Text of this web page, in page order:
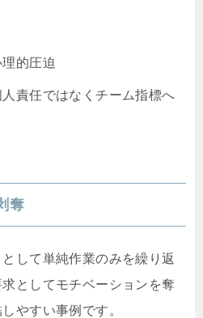
的圧迫
責任ではなくチーム指標へ
奪
として単純作業のみを繰り返
としてモチベーションを奪
やすい事例です。